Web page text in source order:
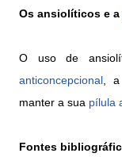
Os ansiolíticos e a
O uso de
anticoncepcional ,
manter a sua pílula
Fontes